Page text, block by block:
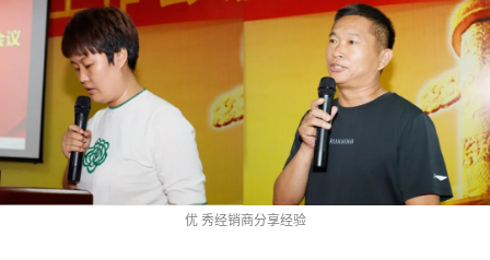
优 秀经销商分享经验